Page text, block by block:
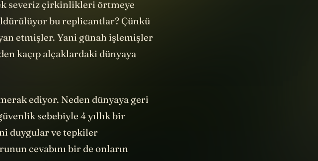
severiz çirkinlikleri örtmeye
bu replicantlar? Çünkü
etmişler. Yani günah işlemişler
kaçıp alçaklardaki dünyaya
ediyor. Neden dünyaya geri
sebebiyle 4 yıllık bir
duygular ve tepkiler
cevabını bir de onların